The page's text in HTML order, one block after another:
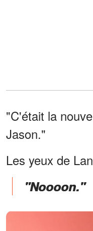
"C'était la
Jason."
Les yeux de
"Noooon."